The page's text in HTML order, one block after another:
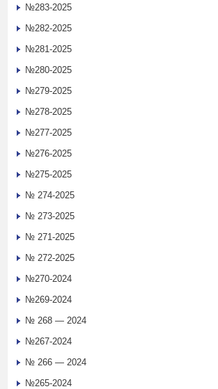
№283-2025
№282-2025
№281-2025
№280-2025
№279-2025
№278-2025
№277-2025
№276-2025
№275-2025
№ 274-2025
№ 273-2025
№ 271-2025
№ 272-2025
№270-2024
№269-2024
№ 268 — 2024
№267-2024
№ 266 — 2024
№265-2024